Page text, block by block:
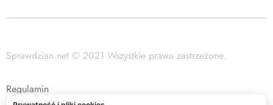
Sprawdzian.net © 2021 Wszystkie prawa zastrzeżone.
Regulamin